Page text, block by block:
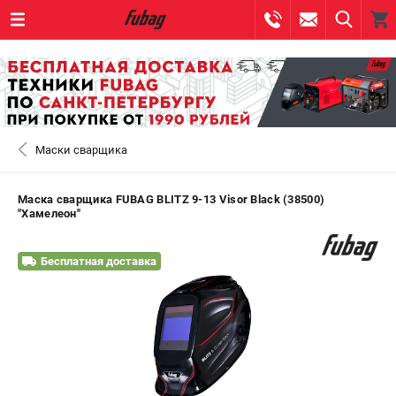
ВХОД ИЛИ РЕГИСТРАЦИЯ
+7 (8112) 59-10-67 - ЗАКАЗ ЗАПЧАСТЕЙ
+7 (812) 317-60-57
САНКТ-ПЕТЕРБУРГ
0 ₽
Маски сварщика
Маска сварщика FUBAG BLITZ 9-13 Visor Black (38500)
"Хамелеон"
Бесплатная доставка